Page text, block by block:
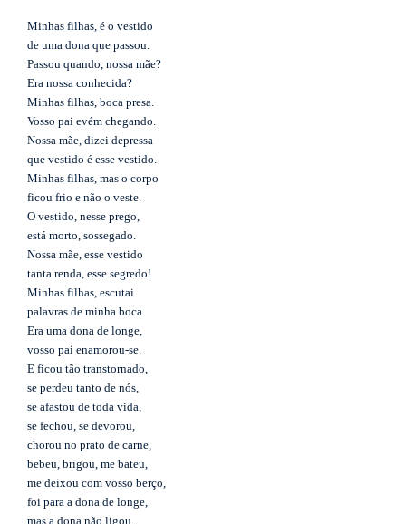
Minhas filhas, é o vestido
de uma dona que passou.
Passou quando, nossa mãe?
Era nossa conhecida?
Minhas filhas, boca presa.
Vosso pai evém chegando.
Nossa mãe, dizei depressa
que vestido é esse vestido.
Minhas filhas, mas o corpo
ficou frio e não o veste.
O vestido, nesse prego,
está morto, sossegado.
Nossa mãe, esse vestido
tanta renda, esse segredo!
Minhas filhas, escutai
palavras de minha boca.
Era uma dona de longe,
vosso pai enamorou-se.
E ficou tão transtornado,
se perdeu tanto de nós,
se afastou de toda vida,
se fechou, se devorou,
chorou no prato de carne,
bebeu, brigou, me bateu,
me deixou com vosso berço,
foi para a dona de longe,
mas a dona não ligou.